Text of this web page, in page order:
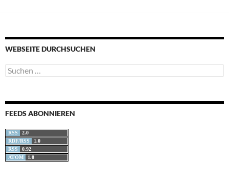
WEBSEITE DURCHSUCHEN
Suchen
nach:
FEEDS ABONNIEREN
RSS
2.0
RDF/RSS
1.0
RSS
0.92
ATOM
1.0